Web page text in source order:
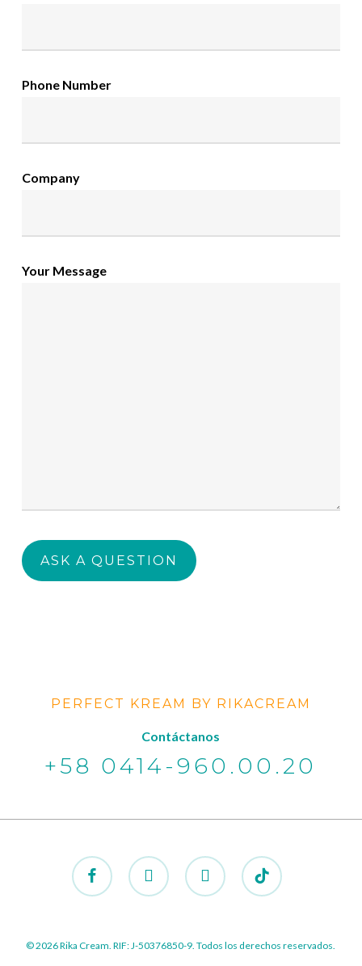
Phone Number
Company
Your Message
PERFECT KREAM BY RIKACREAM
Contáctanos
+58 0414-960.00.20
facebook instagram whatsapp tiktok
© 2026 Rika Cream. RIF: J-50376850-9. Todos los derechos reservados.